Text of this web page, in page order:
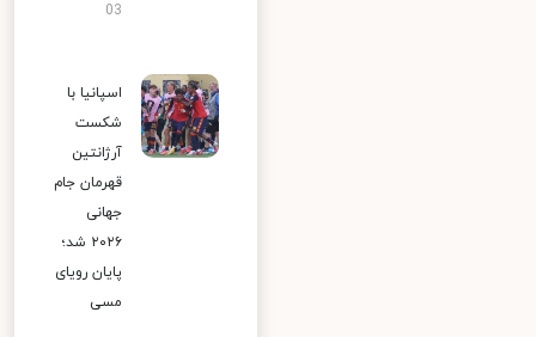
03
اسپانیا با
شکست
آرژانتین
قهرمان جام
جهانی
۲۰۲۶ شد؛
پایان رویای
مسی